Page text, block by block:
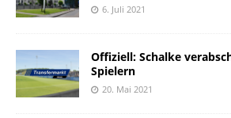
6. Juli 2021
Offiziell: Schalke
Spielern
20. Mai 2021